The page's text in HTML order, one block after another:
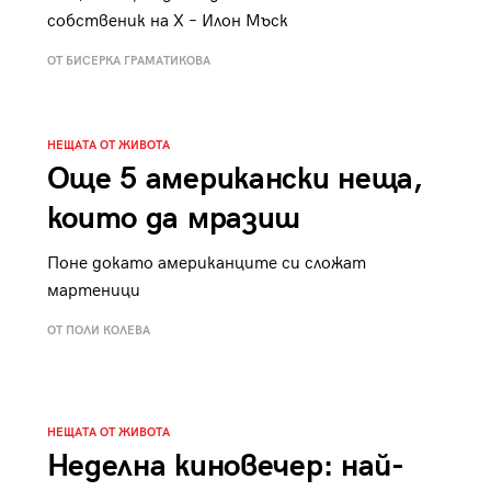
собственик на Х – Илон Мъск
ОТ БИСЕРКА ГРАМАТИКОВА
НЕЩАТА ОТ ЖИВОТА
Още 5 американски неща,
които да мразиш
Поне докато американците си сложат
мартеници
ОТ ПОЛИ КОЛЕВА
НЕЩАТА ОТ ЖИВОТА
Неделна киновечер: най-
Tender is the Wine – Какво
се пие на Лазурния бряг
29/29